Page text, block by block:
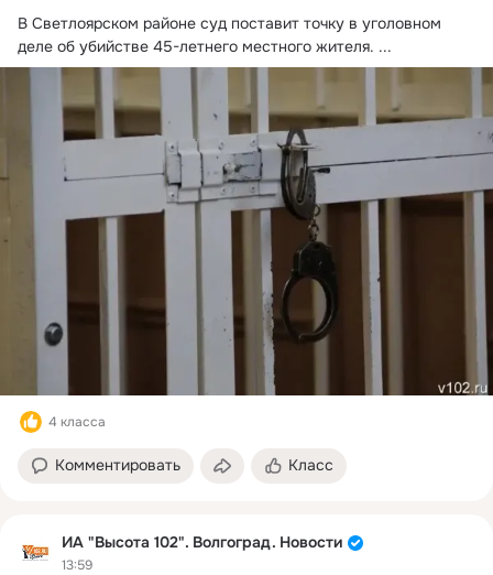
В Светлоярском районе суд поставит точку в уголовном
деле об убийстве 45-летнего местного жителя. ...
4 класса
Комментировать Класс
ИА "Высота 102". Волгоград. Новости
13:59